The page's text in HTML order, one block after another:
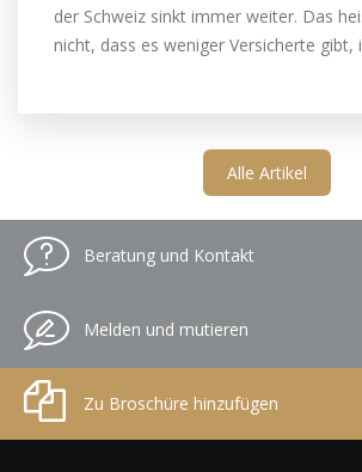
der Schweiz sinkt immer weiter. Das
nicht, dass es weniger Versicherte gibt,
Alle Artikel
Beratung und Kontakt
Melden und mutieren
Zu Broschüre hinzufügen